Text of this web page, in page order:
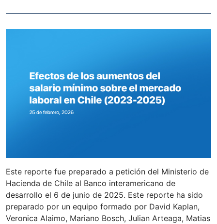
Este reporte fue preparado a petición del Ministerio de
Hacienda de Chile al Banco interamericano de
desarrollo el 6 de junio de 2025. Este reporte ha sido
preparado por un equipo formado por David Kaplan,
Veronica Alaimo, Mariano Bosch, Julian Arteaga, Matias